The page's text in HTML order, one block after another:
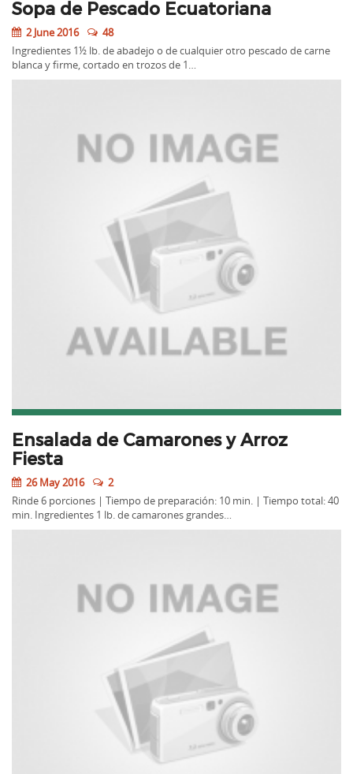
Sopa de Pescado Ecuatoriana
2 June 2016
48
Ingredientes 1½ lb. de abadejo o de cualquier otro pescado de carne
blanca y firme, cortado en trozos de 1…
Ensalada de Camarones y Arroz
Fiesta
26 May 2016
2
Rinde 6 porciones | Tiempo de preparación: 10 min. | Tiempo total: 40
min. Ingredientes 1 lb. de camarones grandes…